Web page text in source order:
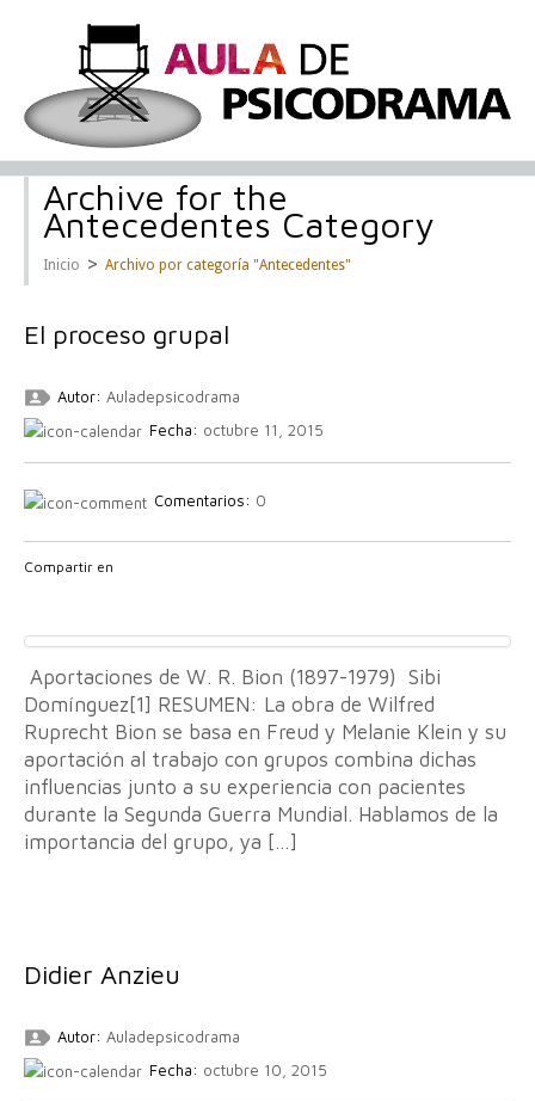
Archive for the
Antecedentes Category
Inicio > Archivo por categoría "Antecedentes"
El proceso grupal
Autor: Auladepsicodrama
Fecha: octubre 11, 2015
Comentarios: 0
Compartir en
Aportaciones de W. R. Bion (1897-1979) Sibi
Domínguez[1] RESUMEN: La obra de Wilfred
Ruprecht Bion se basa en Freud y Melanie Klein y su
aportación al trabajo con grupos combina dichas
influencias junto a su experiencia con pacientes
durante la Segunda Guerra Mundial. Hablamos de la
importancia del grupo, ya […]
Didier Anzieu
Autor: Auladepsicodrama
Fecha: octubre 10, 2015